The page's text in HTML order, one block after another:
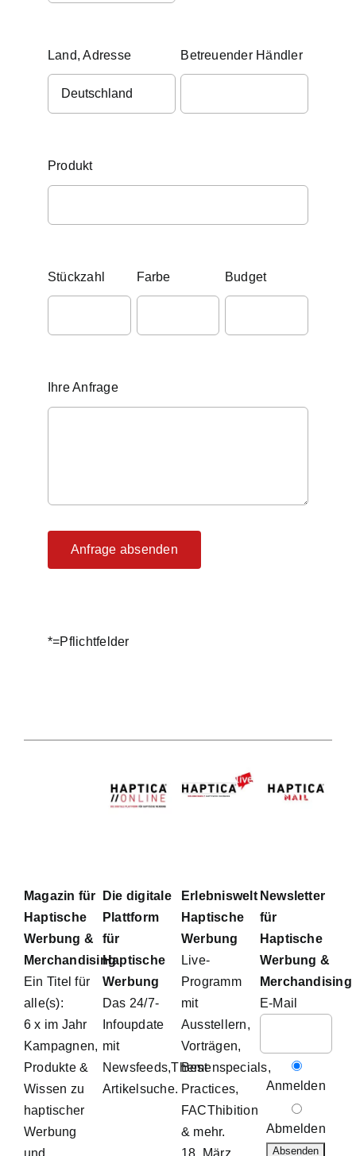
Land, Adresse Betreuender Händler
Produkt
Stückzahl Farbe Budget
Ihre Anfrage
Anfrage absenden
*=Pflichtfelder
Magazin für
Haptische
Werbung &
Merchandising
Ein Titel für
alle(s):
6 x im Jahr
Kampagnen,
Produkte &
Wissen zu
haptischer
Werbung
und
Die digitale
Plattform
für
Haptische
Werbung
Das 24/7-
Infoupdate
mit
Newsfeeds,Themenspecials,
Artikelsuche.
Erlebniswelt
Haptische
Werbung
Live-
Programm
mit
Ausstellern,
Vorträgen,
Best
Practices,
FACThibition
& mehr.
18. März
Newsletter
für
Haptische
Werbung &
Merchandising
E-Mail
Anmelden
Abmelden